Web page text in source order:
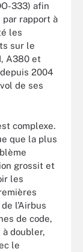
333) afin
rapport à
les
sur le
A380 et
2004
de ses
complexe.
que la plus
grossit et
les
l’Airbus
de code,
doubler,
le